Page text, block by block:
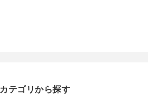
カテゴリから探す